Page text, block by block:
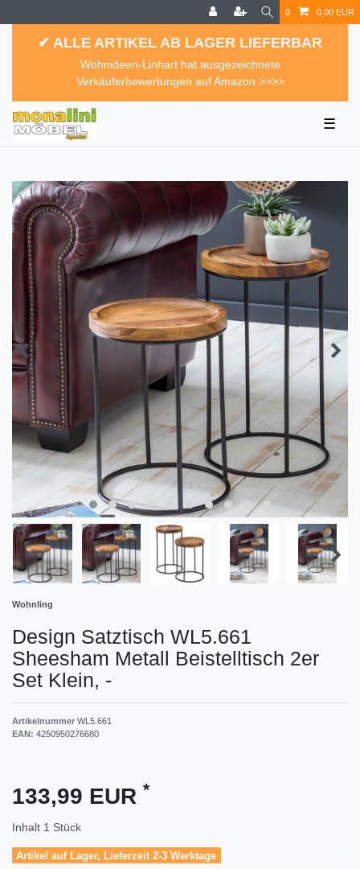
0 0,00 EUR
✔ ALLE ARTIKEL AB LAGER LIEFERBAR
Wohnideen-Linhart hat ausgezeichnete
Verkäuferbewertungen auf Amazon >>>>
☰
Wohnling
Design Satztisch WL5.661
Sheesham Metall Beistelltisch 2er
Set Klein, -
Artikelnummer WL5.661
EAN: 4250950276680
133,99 EUR *
Inhalt 1 Stück
Artikel auf Lager, Lieferzeit 2-3 Werktage